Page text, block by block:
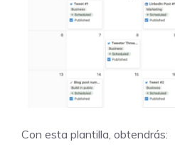
Con esta plantilla, obtendrás: